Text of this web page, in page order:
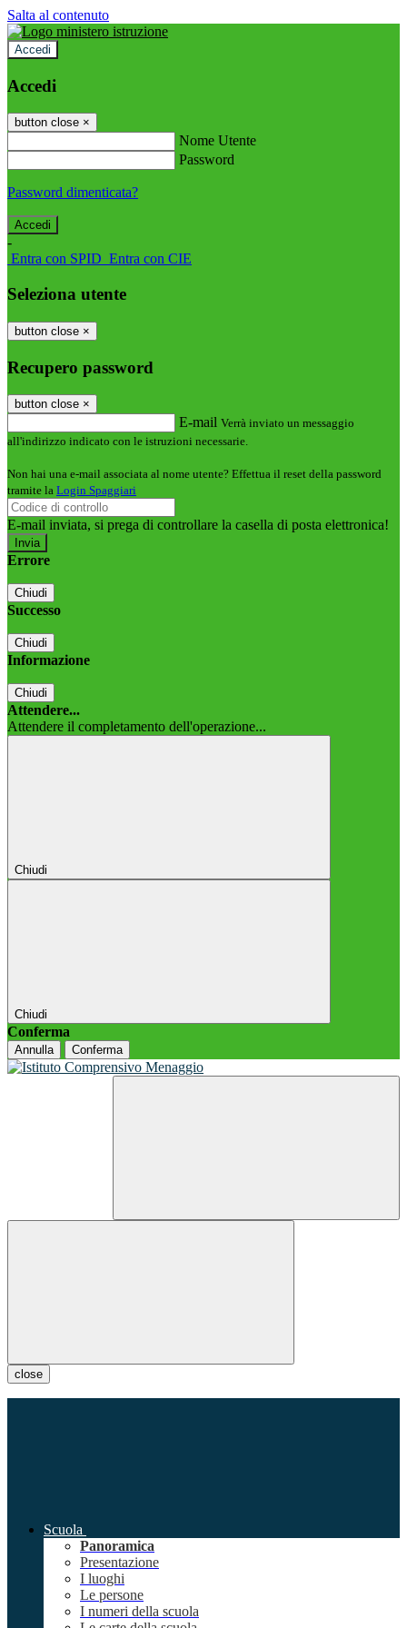
Salta al contenuto
Accedi
Accedi
button close ×
Nome Utente
Password
Password dimenticata?
-
Entra con SPID Entra con CIE
Seleziona utente
button close ×
Recupero password
button close ×
E-mail Verrà inviato un messaggio
all'indirizzo indicato con le istruzioni necessarie.
Non hai una e-mail associata al nome utente? Effettua il reset della password
tramite la Login Spaggiari
E-mail inviata, si prega di controllare la casella di posta elettronica!
Errore
Chiudi
Successo
Chiudi
Informazione
Chiudi
Attendere...
Attendere il completamento dell'operazione...
Chiudi
Chiudi
Conferma
Annulla Conferma
close
Scuola
Panoramica
Presentazione
I luoghi
Le persone
I numeri della scuola